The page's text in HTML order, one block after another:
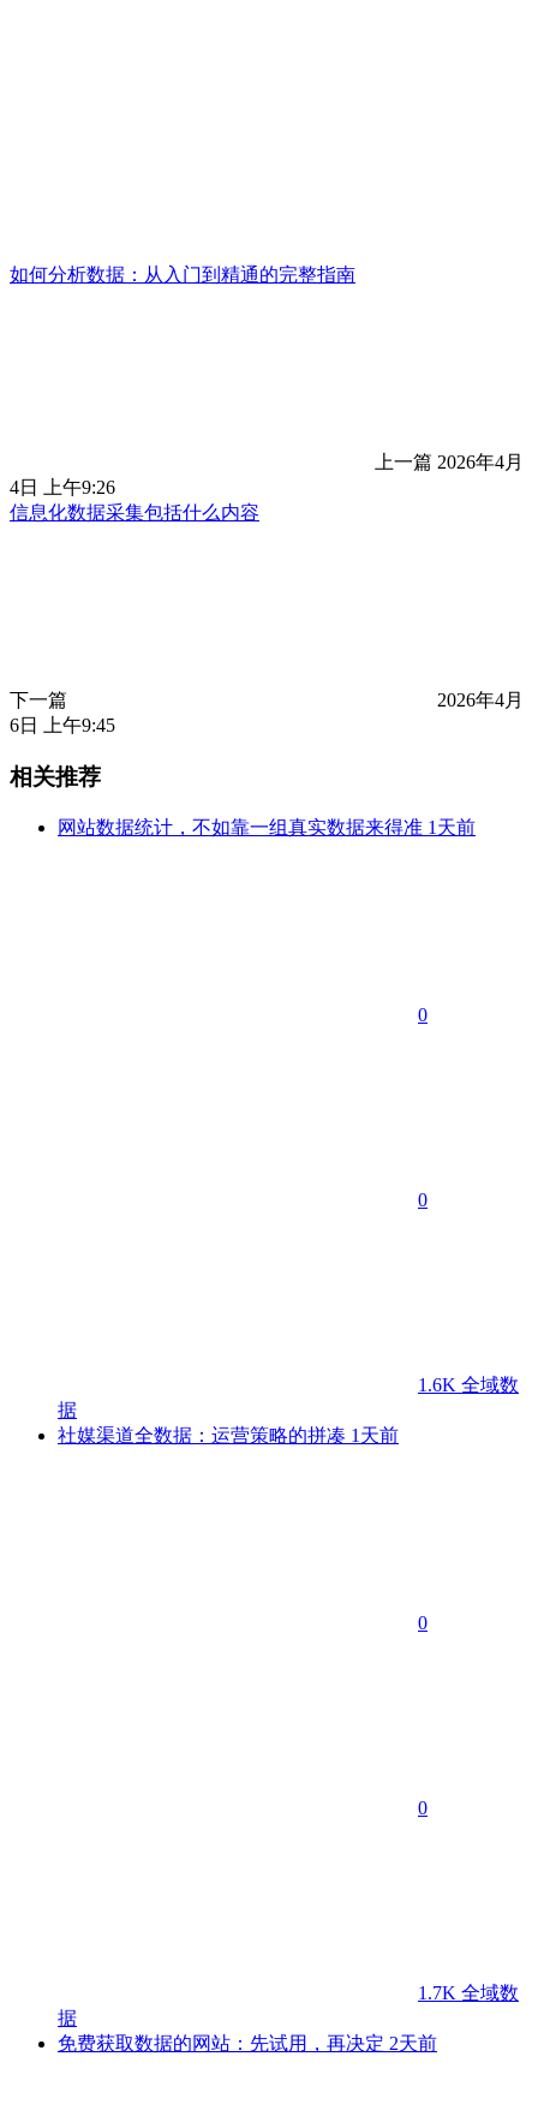
如何分析数据：从入门到精通的完整指南
上一篇 2026年4月
4日 上午9:26
信息化数据采集包括什么内容
下一篇
2026年4月
6日 上午9:45
相关推荐
网站数据统计，不如靠一组真实数据来得准 1天前
0
0
1.6K 全域数
据
社媒渠道全数据：运营策略的拼凑 1天前
0
0
1.7K 全域数
据
免费获取数据的网站：先试用，再决定 2天前